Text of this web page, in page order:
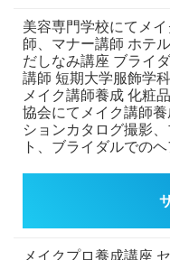
美容専門学校にてメ
師、マナー講師 ホテ
だしなみ講座 ブライ
講師 短期大学服飾学
メイク講師養成 化粧
協会にてメイク講師養
ションカタログ撮影
ト、ブライダルでの
メイクプロ養成講座